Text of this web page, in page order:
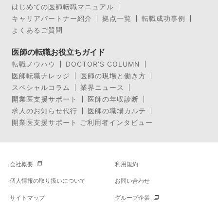
はじめての医師転職マニュアル
キャリアパートナー紹介
拠点一覧
転職成功事例
よくあるご質問
医師の転職お役立ちガイド
転職ノウハウ
DOCTOR’S COLUMN
医師転職ナレッジ
医師の現場と働き方
スペシャルコラム
業界ニュース
開業医支援サポート
医師の年収診断
求人のお知らせ代行
医師の職場カルテ
開業医支援サポート ご利用者インタビュー
会社概要 利用規約
個人情報の取り扱いについて お問い合わせ
サイトマップ グループ企業